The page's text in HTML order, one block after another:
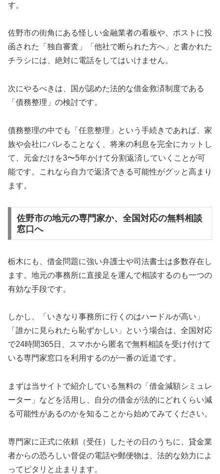
す。
佐野市の街角にある怪しい金融業者の看板や、ポストに投
函された「独自審査」「他社で断られた方へ」と書かれた
チラシには、絶対に電話をしてはいけません。
次にやるべきは、国が認めた法的な借金救済制度である
「債務整理」の検討です。
債務整理の中でも「任意整理」という手続きであれば、家
族や会社にバレることなく、将来の利息を完全にカットし
て、元金だけを3〜5年かけて分割返済していくことが可
能です。これなら自力で返済できる可能性がグッと高まり
ます。
佐野市の地元の専門家か、全国対応の無料相談
窓口へ
栃木にも、借金問題に強い弁護士や司法書士は多数存在し
ます。地元の事務所に直接足を運んで相談するのも一つの
有効な手段です。
しかし、「いきなり事務所に行くのはハードルが高い」
「誰かに見られたら恥ずかしい」という場合は、全国対応
で24時間365日、スマホから匿名で無料相談を受け付けて
いる専門家窓口を利用するのが一番の近道です。
まずは当サイトで紹介している無料の「借金減額シミュレ
ーター」などを活用し、自分の借金が法的にどれくらい減
る可能性があるのかを知ることから始めてみてください。
専門家に正式に依頼（受任）したその日のうちに、貸金業
者からの恐ろしい督促の電話や郵便物は、法的な効力によ
ってピタリと止まります。